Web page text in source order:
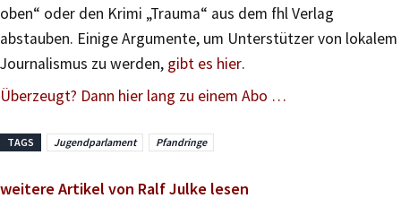
oben“ oder den Krimi „Trauma“ aus dem fhl Verlag
abstauben. Einige Argumente, um Unterstützer von lokalem
Journalismus zu werden, gibt es hier.
Überzeugt? Dann hier lang zu einem Abo …
TAGS Jugendparlament Pfandringe
weitere Artikel von Ralf Julke lesen